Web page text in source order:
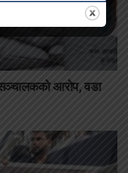
आरोप, वडा